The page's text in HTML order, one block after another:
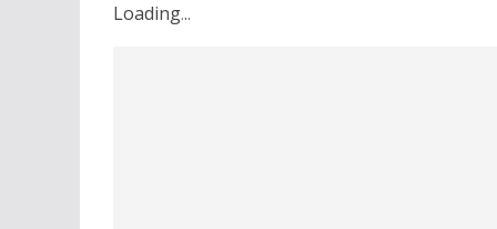
Loading...